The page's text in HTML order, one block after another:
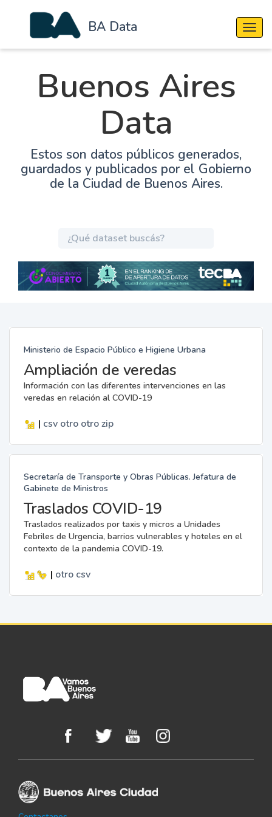
BA Data
Buenos Aires
Data
Estos son datos públicos generados,
guardados y publicados por el Gobierno
de la Ciudad de Buenos Aires.
Ministerio de Espacio Público e Higiene Urbana
Ampliación de veredas
Información con las diferentes intervenciones en las
veredas en relación al COVID-19
| csv otro otro zip
Secretaría de Transporte y Obras Públicas. Jefatura de
Gabinete de Ministros
Traslados COVID-19
Traslados realizados por taxis y micros a Unidades
Febriles de Urgencia, barrios vulnerables y hoteles en el
contexto de la pandemia COVID-19.
| otro csv